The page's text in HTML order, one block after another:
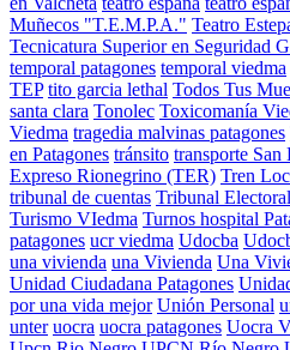
Muñecos "T.E.M.P.A." Teatro
Tecnicatura Superior en Seguridad
temporal patagones temporal viedma
TEP tito garcia lethal Todos Tus
santa clara Tonolec Toxicomanía
Viedma tragedia malvinas patagones
en Patagones tránsito transporte San
Expreso Rionegrino (TER) Tren
tribunal de cuentas Tribunal
Turismo VIedma Turnos hospital
patagones ucr viedma Udocba
una vivienda una Vivienda Una
Unidad Ciudadana Patagones
por una vida mejor Unión Personal
unter uocra uocra patagones Uocra